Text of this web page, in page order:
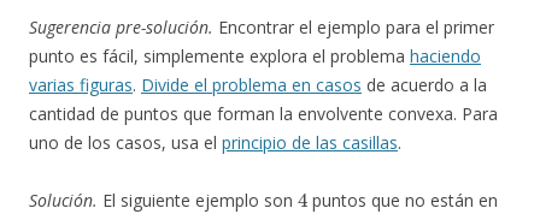
Sugerencia pre-solución. Encontrar el ejemplo para el primer
punto es fácil, simplemente explora el problema haciendo
varias figuras. Divide el problema en casos de acuerdo a la
cantidad de puntos que forman la envolvente convexa. Para
uno de los casos, usa el principio de las casillas.
Solución. El siguiente ejemplo son
puntos que no están en